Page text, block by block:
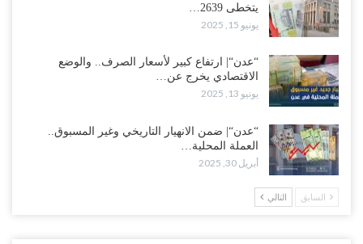
يتخطى 2639…
يونيو 15, 2025
“عدن“| ارتفاع كبير لأسعار الصرف.. والوضع
الاقتصادي يخرج عن…
يونيو 13, 2025
“عدن“| ضمن الانهيار التاريخي وغير المسبوق..
العملة المحلية…
أبريل 30, 2025
السابق التالي